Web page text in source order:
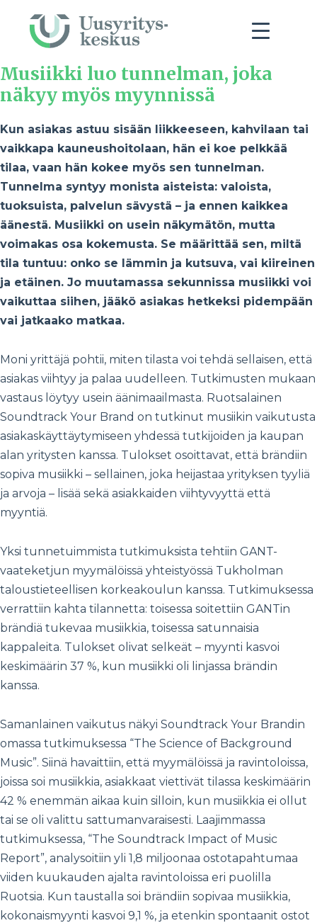
Musiikki luo tunnelman, joka
näkyy myös myynnissä
Kun asiakas astuu sisään liikkeeseen, kahvilaan tai
vaikkapa kauneushoitolaan, hän ei koe pelkkää
tilaa, vaan hän kokee myös sen tunnelman.
Tunnelma syntyy monista aisteista: valoista,
tuoksuista, palvelun sävystä – ja ennen kaikkea
äänestä. Musiikki on usein näkymätön, mutta
voimakas osa kokemusta. Se määrittää sen, miltä
tila tuntuu: onko se lämmin ja kutsuva, vai kiireinen
ja etäinen. Jo muutamassa sekunnissa musiikki voi
vaikuttaa siihen, jääkö asiakas hetkeksi pidempään
vai jatkaako matkaa.
Moni yrittäjä pohtii, miten tilasta voi tehdä sellaisen, että
asiakas viihtyy ja palaa uudelleen. Tutkimusten mukaan
vastaus löytyy usein äänimaailmasta. Ruotsalainen
Soundtrack Your Brand on tutkinut musiikin vaikutusta
asiakaskäyttäytymiseen yhdessä tutkijoiden ja kaupan
alan yritysten kanssa. Tulokset osoittavat, että brändiin
sopiva musiikki – sellainen, joka heijastaa yrityksen tyyliä
ja arvoja – lisää sekä asiakkaiden viihtyvyyttä että
myyntiä.
Yksi tunnetuimmista tutkimuksista tehtiin GANT-
vaateketjun myymälöissä yhteistyössä Tukholman
taloustieteellisen korkeakoulun kanssa. Tutkimuksessa
verrattiin kahta tilannetta: toisessa soitettiin GANTin
brändiä tukevaa musiikkia, toisessa satunnaisia
kappaleita. Tulokset olivat selkeät – myynti kasvoi
keskimäärin 37 %, kun musiikki oli linjassa brändin
kanssa.
Samanlainen vaikutus näkyi Soundtrack Your Brandin
omassa tutkimuksessa “The Science of Background
Music”. Siinä havaittiin, että myymälöissä ja ravintoloissa,
joissa soi musiikkia, asiakkaat viettivät tilassa keskimäärin
42 % enemmän aikaa kuin silloin, kun musiikkia ei ollut
tai se oli valittu sattumanvaraisesti. Laajimmassa
tutkimuksessa, “The Soundtrack Impact of Music
Report”, analysoitiin yli 1,8 miljoonaa ostotapahtumaa
viiden kuukauden ajalta ravintoloissa eri puolilla
Ruotsia. Kun taustalla soi brändiin sopivaa musiikkia,
kokonaismyynti kasvoi 9,1 %, ja etenkin spontaanit ostot